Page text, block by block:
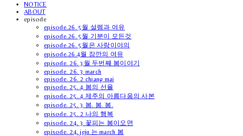
NOTICE
ABOUT
episode
episode.26. 5월 설렘과 여유
episode.26. 5월 기분이 모든것
episode.26. 5월은 사랑이야의
episode.26.4월 잠깐의 여유
episode. 26. 3월 두번째 봄이야기
episode. 26. 3 march
episode. 26. 2 chiang mai
episode. 25. 4 봄의 선율
episode. 25. 4 제주의 아름다움의 사본
episode. 25. 3 봄. 봄. 봄.
episode. 25. 2 나의 행복
episode. 24. 3 꽃피는 봄이오면
episode. 24. jeju 는 march 봄